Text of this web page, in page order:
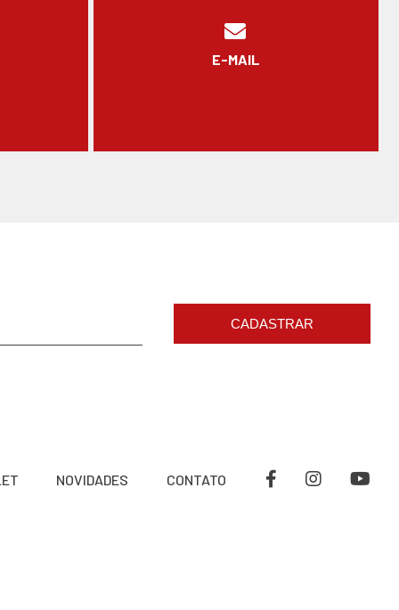
E-MAIL
CADASTRAR
NOVIDADES CONTATO